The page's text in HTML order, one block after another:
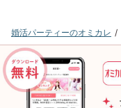
婚活パーティーのオミカレ